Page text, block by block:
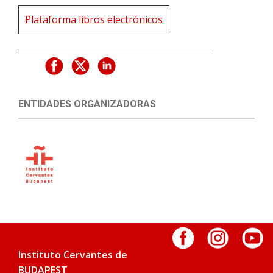
Plataforma libros electrónicos
ENTIDADES ORGANIZADORAS
Instituto Cervantes de
BUDAPEST